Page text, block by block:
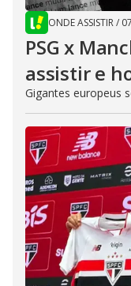
ONDE ASSISTIR/
PSG x
assistir e
Gigantes europeus